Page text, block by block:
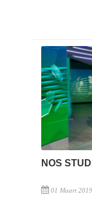
NOS
01 Maart 2019